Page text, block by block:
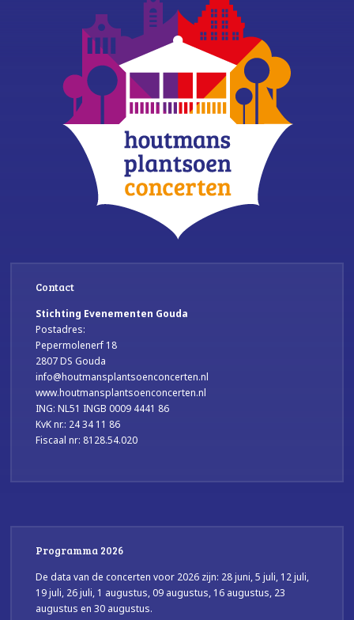
Contact
Stichting Evenementen Gouda
Postadres:
Pepermolenerf 18
2807 DS Gouda
info@houtmansplantsoenconcerten.nl
www.houtmansplantsoenconcerten.nl
ING: NL51 INGB 0009 4441 86
KvK nr.: 24 34 11 86
Fiscaal nr: 8128.54.020
Programma 2026
De data van de concerten voor 2026 zijn: 28 juni, 5 juli, 12 juli,
19 juli, 26 juli, 1 augustus, 09 augustus, 16 augustus, 23
augustus en 30 augustus.